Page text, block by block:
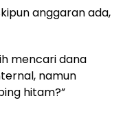
anggaran ada,
mencari dana
namun
hitam?”